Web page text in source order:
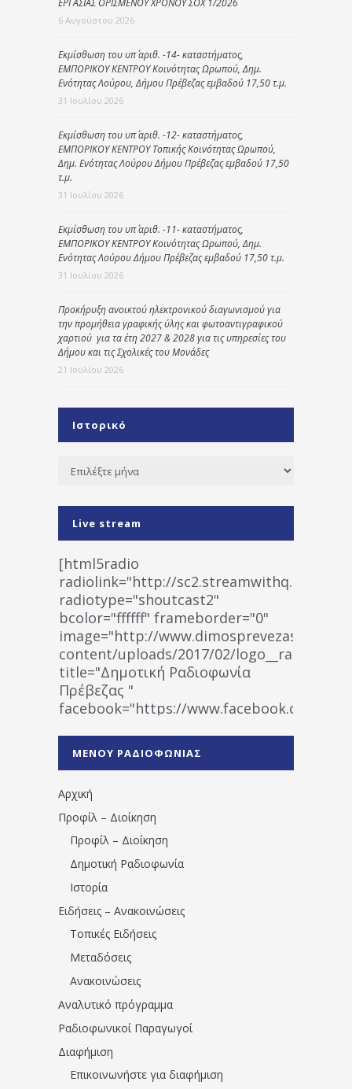
6 Αυγούστου 2026
Εκμίσθωση του υπ΄ αριθ. -14- καταστήματος,
ΕΜΠΟΡΙΚΟΥ ΚΕΝΤΡΟΥ Κοινότητας Ωρωπού, Δημ.
Ενότητας Λούρου, Δήμου Πρέβεζας εμβαδού 17,50 τ.μ.
31 Ιουλίου 2026
Εκμίσθωση του υπ΄ αριθ. -12- καταστήματος,
ΕΜΠΟΡΙΚΟΥ ΚΕΝΤΡΟΥ Τοπικής Κοινότητας Ωρωπού,
Δημ. Ενότητας Λούρου Δήμου Πρέβεζας εμβαδού 17,50
τ.μ.
31 Ιουλίου 2026
Εκμίσθωση του υπ΄ αριθ. -11- καταστήματος,
ΕΜΠΟΡΙΚΟΥ ΚΕΝΤΡΟΥ Κοινότητας Ωρωπού, Δημ.
Ενότητας Λούρου Δήμου Πρέβεζας εμβαδού 17,50 τ.μ.
31 Ιουλίου 2026
Προκήρυξη ανοικτού ηλεκτρονικού διαγωνισμού για
την προμήθεια γραφικής ύλης και φωτοαντιγραφικού
χαρτιού για τα έτη 2027 & 2028 για τις υπηρεσίες του
Δήμου και τις Σχολικές του Μονάδες
21 Ιουλίου 2026
Ιστορικό
Ιστορικό
Live stream
[html5radio
radiolink="http://
radiotype="shoutcast2"
bcolor="ffffff" frameborder="0"
image="http://www.dimosprevezas.gr/wp-
content/uploads/2017/02/
title="Δημοτική Ραδιοφωνία
Πρέβεζας "
facebook="https://www.facebook.com/
1531194763766854/" artist="" ]
ΜΕΝΟΥ ΡΑΔΙΟΦΩΝΙΑΣ
Αρχική
Προφίλ – Διοίκηση
Προφίλ – Διοίκηση
Δημοτική Ραδιοφωνία
Ιστορία
Ειδήσεις – Ανακοινώσεις
Τοπικές Ειδήσεις
Μεταδόσεις
Ανακοινώσεις
Αναλυτικό πρόγραμμα
Ραδιοφωνικοί Παραγωγοί
Διαφήμιση
Επικοινωνήστε για διαφήμιση